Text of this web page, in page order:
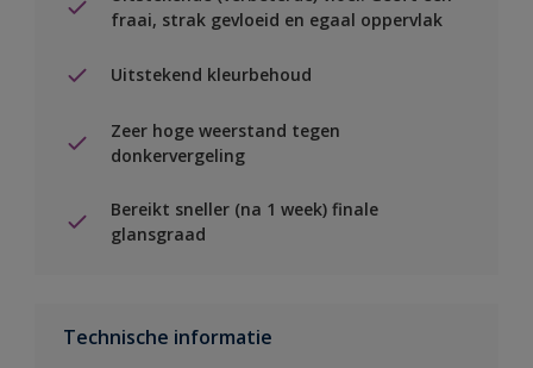
fraai, strak gevloeid en egaal oppervlak
Uitstekend kleurbehoud
Zeer hoge weerstand tegen
donkervergeling
Bereikt sneller (na 1 week) finale
glansgraad
Technische informatie